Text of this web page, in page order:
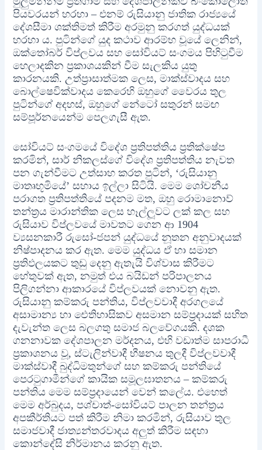
පියවරයන් හරහා – එනම් රුසියානු ජාතික රාජ්‍යයේ
දේශසීමා ශක්තිමත් කිරීම අරමුනු කරගත් යුද්ධයක්
හරහා ය. පුටින්ගේ යුද කථාව ආරම්භ වූයේ ලෙනින්,
ඔක්තෝබර් විප්ලවය සහ සෝවියට් සංගමය පිහිටුවීම
හෙලාදකින ප්‍රකාශයකින් වීම සැලකිය යුතු
කාරනයකි. උත්ප්‍රාසාත්මක ලෙස, මාක්ස්වාදය සහ
බොල්ෂෙවික්වාදය කෙරෙහි ඔහුගේ වෛරය තුල
පුටින්ගේ අදහස්, ඔහුගේ නේටෝ සතුරන් සමඟ
සම්පූර්නයෙන්ම පෙලගැසී ඇත.
සෝවියට් සංගමයේ විදේශ ප්‍රතිපත්තිය ප්‍රතික්ෂේප
කරමින්, සාර් නිකලස්ගේ විදේශ ප්‍රතිපත්තිය නැවත
පන ගැන්වීමට උත්සාහ කරත පුටින්, ‘රුසියානු
මාතෘභූමියේ’ සහාය ඉල්ලා සිටියි. මෙම ශෝචනීය
පරාගත ප්‍රතිපත්තියේ පදනම මත, ඔහු රොමානොව්
තන්ත‍්‍රය මාරාන්තික ලෙස හෑල්ලූවට ලක් කල සහ
රුසියාව විප්ලවයේ මාවතට ගෙන ආ 1904
ව්‍යසනකාරී රුසෝ-ජපන් යුද්ධයේ නූතන අනුවාදයක්
නිෂ්පාදනය කර ඇත. මෙම යුද්ධය ඒ හා සමාන
ප්‍රතිඵලයකට තුඩු දෙනු ඇතැයි විශ්වාස කිරීමට
හේතුවක් ඇත, නමුත් එය බයිඩන් පරිපාලනය
පිලිගන්නා ආකාරයේ විප්ලවයක් නොවනු ඇත.
රුසියානු කම්කරු පන්තිය, විප්ලවවාදී අරගලයේ
අසාමාන්‍ය හා ඓතිහාසිකව අසමාන සම්ප්‍රදායක් සහිත
දැවැන්ත ලෙස බලගතු සමාජ බලවේගයකි. දශක
ගනනාවක දේශපාලන මර්දනය, එහි වඩාත්ම සාපරාධී
ප්‍රකාශනය වූ, ස්ටැලින්වාදී භීෂනය තුලදී විප්ලවවාදී
මාක්ස්වාදී බුද්ධිමතුන්ගේ සහ කම්කරු පන්තියේ
පෙරටුගාමීන්ගේ කායික සමූලඝාතනය – කම්කරු
පන්තිය මෙම සම්ප්‍රදායෙන් වෙන් කලේය. එහෙත්
මෙම අර්බුදය, පශ්චාත්-සෝවියට් පාලන තන්ත‍්‍රය
අපකීර්තියට පත් කිරීම නිමා කරමින්, රුසියාව තුල
සමාජවාදී ජාත්‍යන්තරවාදය අලුත් කිරීම සඳහා
කොන්දේසි නිර්මානය කරනු ඇත.